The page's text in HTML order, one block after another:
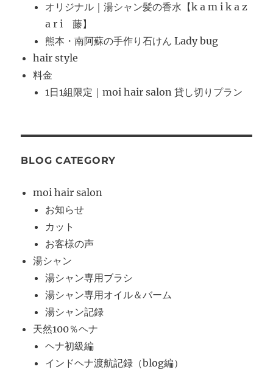
オリジナル｜湯シャン髪の香水【k a m i k a z
a r i 藤】
熊本・南阿蘇の手作り石けん Lady bug
hair style
料金
1日1組限定｜moi hair salon 貸し切りプラン
BLOG CATEGORY
moi hair salon
お知らせ
カット
お客様の声
湯シャン
湯シャン専用ブラシ
湯シャン専用オイル＆バーム
湯シャン記録
天然100％ヘナ
ヘナ初級編
インドヘナ渡航記録（blog編）